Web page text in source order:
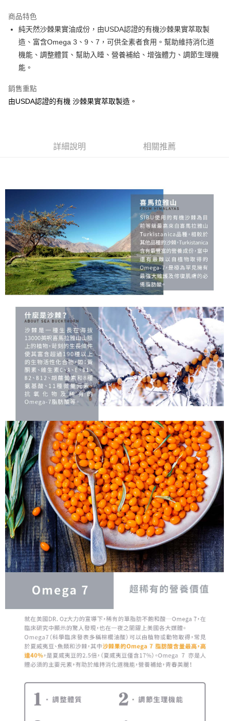
Apple Pay
悠遊付
AFTEE先享後付
【關於「AFTEE先享後付」】
AFTEE先享後付是「在收到商品之後才付款」的支付方式。 讓您購物簡單
便利好安心！
３．收到繳費通知簡訊後14天內，點擊此簡訊中的連結，可透過四大超商／
ATM／網路銀行／等多元方式進行付款，方視為交易完成。
※ 請注意：結帳手續完成當下不需立刻繳費，但若您需要取消訂單，請聯絡
購買商品的店家。未經商家同意取消之訂單仍視為有效，需透過AFTEE先享
後付繳納相關費用。
※ 交易是否成功請以「AFTEE先享後付 」之結帳頁面顯示為準，若有關於
是否繳費成功／繳費後需取消欲退款等相關疑問，請聯繫「AFTEE先享後付
客戶支援中心」https://netprotections.freshdesk.com/support/home
【注意事項】
１．透過由恩沛科技股份有限公司提供之「AFTEE先享後付」服務完成之交
易，需依本服務之必要範圍內提供個人資料，並將交易相關給付款項請求債
２．關於個人資料處理事宜，請瀏覽以下網址：
https://aftee.tw/terms/#terms3
３．未成年的使用者請事先徵得法定代理人或監護人之同意方可使用
「AFTEE先享後付」，若未經同意申辦者引起之損失，本公司不負相關責
４．使用「AFTEE先享後付」時，將依據個別帳號之用戶狀況，依本公司即
時審查核予不同之上限額度；若仍有額度不足之情形，本公司將視審查結果
請求用戶進行身份認證。
５．嚴禁一人註冊多個帳號或使用他人資訊註冊。若發現惡意使用之情形，
恩沛科技股份有限公司將有權停止該用戶之使用額度並採取法律行動。
ATM付款
7-11取貨付款
宅配
免運費
貨到付款
免運費
商品特色
純天然沙棘果實油成份，由USDA認證的有機沙棘果實萃取製
造、富含Omega 3、9、7，可供全素者食用。幫助維持消化道
機能、調整體質、幫助入睡、營養補給、增強體力、調節生理機
能。
銷售重點
由USDA認證的有機 沙棘果實萃取製造。
詳細說明 相關推薦